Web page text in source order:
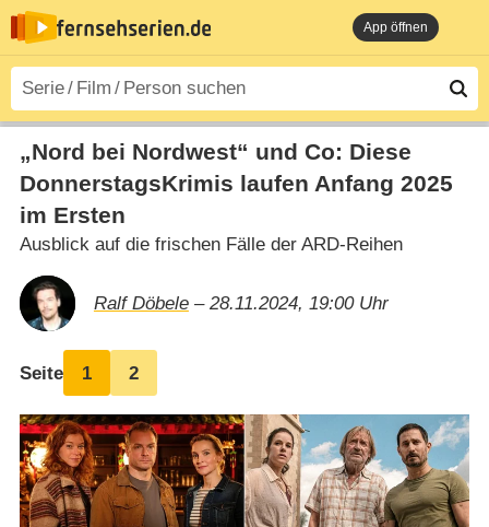
App öffnen
„Nord bei Nordwest“ und Co: Diese
DonnerstagsKrimis laufen Anfang 2025
im Ersten
Ausblick auf die frischen Fälle der ARD-Reihen
Ralf Döbele– 28.11.2024, 19:00 Uhr
Seite 1 2